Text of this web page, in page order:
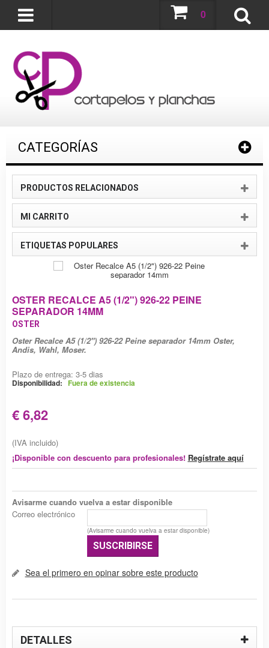
0
CATEGORÍAS
PRODUCTOS RELACIONADOS
MI CARRITO
ETIQUETAS POPULARES
OSTER RECALCE A5 (1/2") 926-22 PEINE
SEPARADOR 14MM
OSTER
Oster Recalce A5 (1/2") 926-22 Peine separador 14mm Oster,
Andis, Wahl, Moser.
Plazo de entrega: 3-5 dias
Disponibilidad: Fuera de existencia
€ 6,82
(IVA incluido)
¡Disponible con descuento para profesionales! Regístrate aquí
Avisarme cuando vuelva a estar disponible
Correo electrónico
(Avisarme cuando vuelva a estar disponible)
SUSCRIBIRSE
Sea el primero en opinar sobre este producto
DETALLES